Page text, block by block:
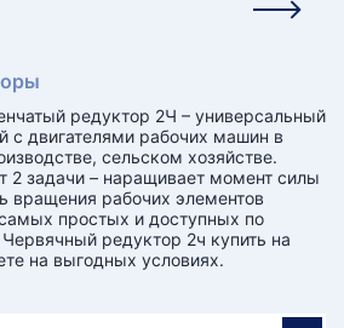
редуктор 2Ч – универсальный
с двигателями рабочих машин в
сельском хозяйстве.
2 задачи – наращивает момент силы
вращения рабочих элементов
простых и доступных по
редуктор 2ч купить на
на выгодных условиях.